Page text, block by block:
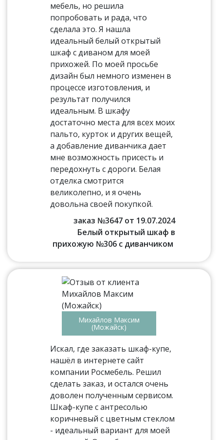
мебель, но решила
попробовать и рада, что
сделала это. Я нашла
идеальный белый открытый
шкаф с диваном для моей
прихожей. По моей просьбе
дизайн был немного изменен в
процессе изготовления, и
результат получился
идеальным. В шкафу
достаточно места для всех моих
пальто, курток и других вещей,
а добавление диванчика дает
мне возможность присесть и
передохнуть с дороги. Белая
отделка смотрится
великолепно, и я очень
довольна своей покупкой.
заказ №3647 от 19.07.2024
Белый открытый шкаф в
прихожую №306 с диванчиком
Михайлов Максим
(Можайск)
Искал, где заказать шкаф-купе,
нашёл в интернете сайт
компании Росмебель. Решил
сделать заказ, и остался очень
доволен полученным сервисом.
Шкаф-купе с антресолью
коричневый с цветным стеклом
- идеальный вариант для моей